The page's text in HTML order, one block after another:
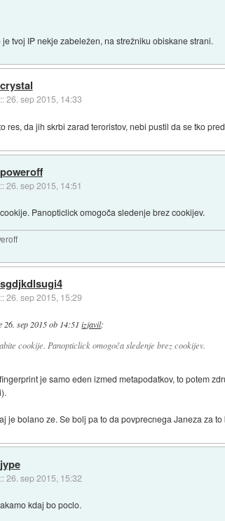
je tvoj IP nekje zabeležen, na strežniku obiskane strani.
crystal
::26. sep 2015, 14:33
res, da jih skrbi zarad teroristov, nebi pustil da se tko
poweroff
::26. sep 2015, 14:51
Panopticlick omogoča sledenje brez cookijev.
sgdjkdlsugi4
::26. sep 2015, 15:29
26. sep 2015 ob 14:51 izjavil:
cookije. Panopticlick omogoča sledenje brez cookijev.
je samo eden izmed metapodatkov, to potem
je bolano ze. Se bolj pa to da povprecnega Janeza za
jype
::26. sep 2015, 15:32
kdaj bo poclo.